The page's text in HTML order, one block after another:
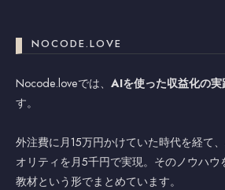
NOCODE.LOVE
Nocode.loveでは、 AIを使った収益化の実
す。
外注費に月15万円かけていた時代を経て
オリティを月5千円で実現。そのノウハウ
教材という形でまとめています。